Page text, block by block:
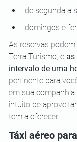
de segunda a
domingos e
As reservas
Terra Turismo, e as
intervalo de uma
pertinente para
em sua companhia
intuito de
tem a oferecer.
Táxi aéreo